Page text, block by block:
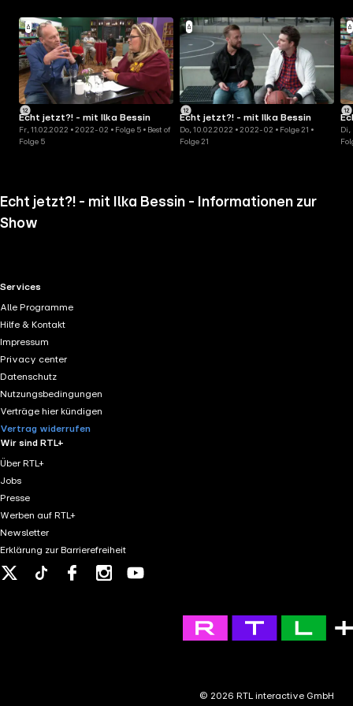
Echt jetzt?! - mit Ilka Bessin
Fr, 11.02.2022 • 2022-02 • Folge 5 • Best of
Folge 5
Echt jetzt?! - mit Ilka Bessin
Do, 10.02.2022 • 2022-02 • Folge 21 •
Folge 21
Di,
Echt jetzt?! - mit Ilka Bessin - Informationen zur
Show
RTL+ useful links.
Services
Alle Programme
Hilfe & Kontakt
Impressum
Privacy center
Datenschutz
Nutzungsbedingungen
Verträge hier kündigen
Vertrag widerrufen
Wir sind RTL+
Über RTL+
Jobs
Presse
Werben auf RTL+
Newsletter
Erklärung zur Barrierefreiheit
Tiktok FacebookInstagram
© 2026 RTL interactive GmbH